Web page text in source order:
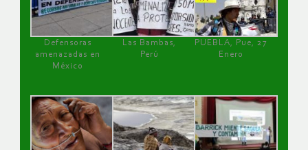
Defensoras
amenazadas en
México
Las Bambas,
Perú
PUEBLA, Pue, 27
Enero